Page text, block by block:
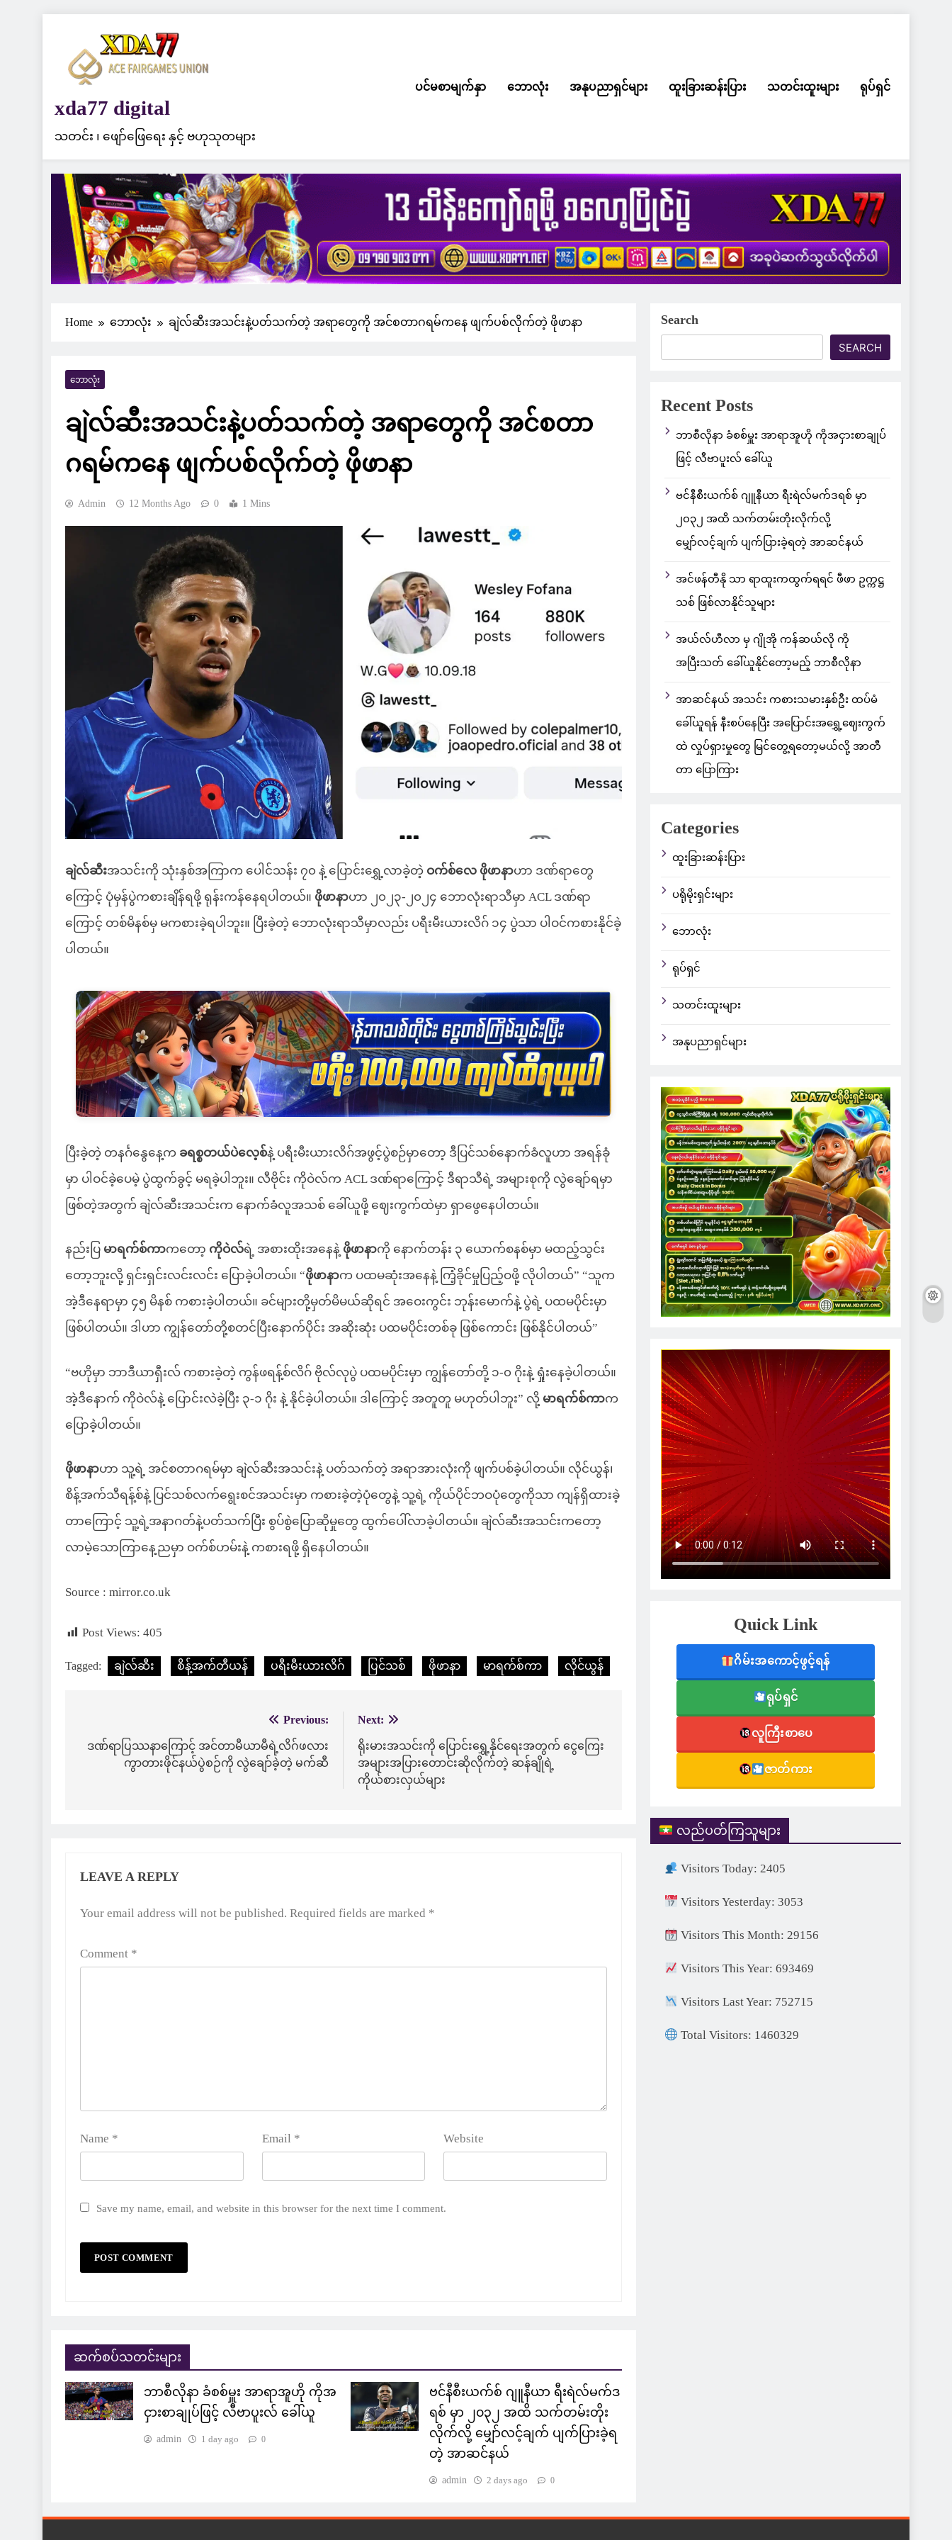
xda77 digital
သတင်း ၊ ဖျော်ဖြေရေး နှင့် ဗဟုသုတများ
ပင်မစာမျက်နှာ ဘောလုံး အနုပညာရှင်များ ထူးခြားဆန်းပြား သတင်းထူးများ ရုပ်ရှင်
Home ဘောလုံး ချဲလ်ဆီးအသင်းနဲ့ပတ်သက်တဲ့ အရာတွေကို အင်စတာဂရမ်ကနေ ဖျက်ပစ်လိုက်တဲ့ ဖိုဖာနာ
ဘောလုံး
ချဲလ်ဆီးအသင်းနဲ့ပတ်သက်တဲ့ အရာတွေကို အင်စတာ
ဂရမ်ကနေ ဖျက်ပစ်လိုက်တဲ့ ဖိုဖာနာ
Admin 12 Months Ago 0 1 Mins
ချဲလ်ဆီးအသင်းကို သုံးနှစ်အကြာက ပေါင်သန်း ၇၀ နဲ့ ပြောင်းရွှေ့လာခဲ့တဲ့ ဝက်စ်လေ ဖိုဖာနာဟာ ဒဏ်ရာတွေ
ကြောင့် ပုံမှန်ပွဲကစားချိန်ရဖို့ ရုန်းကန်နေရပါတယ်။ ဖိုဖာနာဟာ ၂၀၂၃-၂၀၂၄ ဘောလုံးရာသီမှာ ACL ဒဏ်ရာ
ကြောင့် တစ်မိနစ်မှ မကစားခဲ့ရပါဘူး။ ပြီးခဲ့တဲ့ ဘောလုံးရာသီမှာလည်း ပရီးမီးယားလိဂ် ၁၄ ပွဲသာ ပါဝင်ကစားနိုင်ခဲ့
ပါတယ်။
ပြီးခဲ့တဲ့ တနင်္ဂနွေနေ့က ခရစ္စတယ်ပဲလေ့စ်နဲ့ ပရီးမီးယားလိဂ်အဖွင့်ပွဲစဉ်မှာတော့ ဒီပြင်သစ်နောက်ခံလူဟာ အရန်ခုံ
မှာ ပါဝင်ခဲ့ပေမဲ့ ပွဲထွက်ခွင့် မရခဲ့ပါဘူး။ လီဗိုင်း ကိုဝဲလ်က ACL ဒဏ်ရာကြောင့် ဒီရာသီရဲ့ အများစုကို လွဲချော်ရမှာ
ဖြစ်တဲ့အတွက် ချဲလ်ဆီးအသင်းက နောက်ခံလူအသစ် ခေါ်ယူဖို့ ဈေးကွက်ထဲမှာ ရှာဖွေနေပါတယ်။
နည်းပြ မာရက်စ်ကာကတော့ ကိုဝဲလ်ရဲ့ အစားထိုးအနေနဲ့ ဖိုဖာနာကို နောက်တန်း ၃ ယောက်စနစ်မှာ မထည့်သွင်း
တော့ဘူးလို့ ရှင်းရှင်းလင်းလင်း ပြောခဲ့ပါတယ်။ “ဖိုဖာနာက ပထမဆုံးအနေနဲ့ ကြံ့ခိုင်မှုပြည့်ဝဖို့ လိုပါတယ်” “သူက
အဲ့ဒီနေရာမှာ ၄၅ မိနစ် ကစားခဲ့ပါတယ်။ ခင်များတို့မှတ်မိမယ်ဆိုရင် အဝေးကွင်း ဘုန်းမောက်နဲ့ ပွဲရဲ့ ပထမပိုင်းမှာ
ဖြစ်ပါတယ်။ ဒါဟာ ကျွန်တော်တို့စတင်ပြီးနောက်ပိုင်း အဆိုးဆုံး ပထမပိုင်းတစ်ခု ဖြစ်ကောင်း ဖြစ်နိုင်ပါတယ်”
“ဗဟိုမှာ ဘာဒီယာရှီးလ် ကစားခဲ့တဲ့ ကွန်ဖရန့်စ်လိဂ် ဗိုလ်လုပွဲ ပထမပိုင်းမှာ ကျွန်တော်တို့ ၁-၀ ဂိုးနဲ့ ရှုံးနေခဲ့ပါတယ်။
အဲ့ဒီနောက် ကိုဝဲလ်နဲ့ ပြောင်းလဲခဲ့ပြီး ၃-၁ ဂိုး နဲ့ နိုင်ခဲ့ပါတယ်။ ဒါကြောင့် အတူတူ မဟုတ်ပါဘူး” လို့ မာရက်စ်ကာက
ပြောခဲ့ပါတယ်။
ဖိုဖာနာဟာ သူ့ရဲ့ အင်စတာဂရမ်မှာ ချဲလ်ဆီးအသင်းနဲ့ ပတ်သက်တဲ့ အရာအားလုံးကို ဖျက်ပစ်ခဲ့ပါတယ်။ လိုင်ယွန်၊
စိန့်အက်သီရန့်စ်နဲ့ ပြင်သစ်လက်ရွေးစင်အသင်းမှာ ကစားခဲ့တဲ့ပုံတွေနဲ့ သူ့ရဲ့ ကိုယ်ပိုင်ဘဝပုံတွေကိုသာ ကျန်ရှိထားခဲ့
တာကြောင့် သူ့ရဲ့အနာဂတ်နဲ့ပတ်သက်ပြီး စွပ်စွဲပြောဆိုမှုတွေ ထွက်ပေါ်လာခဲ့ပါတယ်။ ချဲလ်ဆီးအသင်းကတော့
လာမဲ့သောကြာနေ့ညမှာ ဝက်စ်ဟမ်းနဲ့ ကစားရဖို့ ရှိနေပါတယ်။
Source : mirror.co.uk
Post Views: 405
Tagged: ချဲလ်ဆီး စိန့်အက်တီယန် ပရီးမီးယားလိဂ် ပြင်သစ် ဖိုဖာနာ မာရက်စ်ကာ လိုင်ယွန်
navigation
Previous:
ဒဏ်ရာပြဿနာကြောင့် အင်တာမီယာမီရဲ့လိဂ်ဖလား
ကွာတားဖိုင်နယ်ပွဲစဉ်ကို လွဲချော်ခဲ့တဲ့ မက်ဆီ
Next:
ရိုးမားအသင်းကို ပြောင်းရွှေ့နိုင်ရေးအတွက် ငွေကြေး
အများအပြားတောင်းဆိုလိုက်တဲ့ ဆန်ချိုရဲ့
ကိုယ်စားလှယ်များ
LEAVE A REPLY
Your email address will not be published. Required fields are marked *
Comment *
Name * Email * Website
Save my name, email, and website in this browser for the next time I comment.
Alternative:
ဆက်စပ်သတင်းများ
ဘာစီလိုနာ ခံစစ်မှူး အာရာအူဟို ကိုအ
ငှားစာချုပ်ဖြင့် လီဗာပူးလ် ခေါ်ယူ
admin 1 day ago 0
ဗင်နီစီးယက်စ် ဂျူနီယာ ရီးရဲလ်မက်ဒ
ရစ် မှာ ၂၀၃၂ အထိ သက်တမ်းတိုး
လိုက်လို့ မျှော်လင့်ချက် ပျက်ပြားခဲ့ရ
တဲ့ အာဆင်နယ်
admin 2 days ago 0
Search
SEARCH
Recent Posts
ဘာစီလိုနာ ခံစစ်မှူး အာရာအူဟို ကိုအငှားစာချုပ်
ဖြင့် လီဗာပူးလ် ခေါ်ယူ
ဗင်နီစီးယက်စ် ဂျူနီယာ ရီးရဲလ်မက်ဒရစ် မှာ
၂၀၃၂ အထိ သက်တမ်းတိုးလိုက်လို့
မျှော်လင့်ချက် ပျက်ပြားခဲ့ရတဲ့ အာဆင်နယ်
အင်ဖန်တီနို သာ ရာထူးကထွက်ရရင် ဖီဖာ ဥက္ကဋ္ဌ
သစ် ဖြစ်လာနိုင်သူများ
အယ်လ်ဟီလာ မှ ဂျိုအို ကန်ဆယ်လို ကို
အပြီးသတ် ခေါ်ယူနိုင်တော့မည့် ဘာစီလိုနာ
အာဆင်နယ် အသင်း ကစားသမားနှစ်ဦး ထပ်မံ
ခေါ်ယူရန် နီးစပ်နေပြီး အပြောင်းအရွှေ့ဈေးကွက်
ထဲ လှုပ်ရှားမှုတွေ မြင်တွေ့ရတော့မယ်လို့ အာတီ
တာ ပြောကြား
Categories
ထူးခြားဆန်းပြား
ပရိုမိုးရှင်းများ
ဘောလုံး
ရုပ်ရှင်
သတင်းထူးများ
အနုပညာရှင်များ
Quick Link
ဂိမ်းအကောင့်ဖွင့်ရန်
ရုပ်ရှင်
လူကြီးစာပေ
ဇာတ်ကား
လည်ပတ်ကြသူများ
Visitors Today: 2405
Visitors Yesterday: 3053
Visitors This Month: 29156
Visitors This Year: 693469
Visitors Last Year: 752715
Total Visitors: 1460329